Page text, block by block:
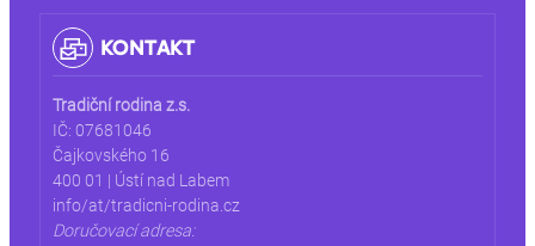
KONTAKT
Tradiční rodina z.s.
IČ: 07681046
Čajkovského 16
400 01 | Ústí nad Labem
info/at/tradicni-rodina.cz
Doručovací adresa: